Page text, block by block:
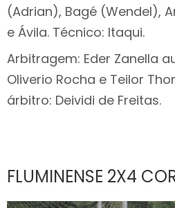
(Adrian), Bagé (Wendel),
e Ávila. Técnico: Itaqui.
Arbitragem: Eder Zanella
Oliverio Rocha e Teilor
árbitro: Deividi de Freitas.
FLUMINENSE 2X4